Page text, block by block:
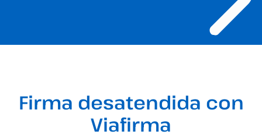
Firma desatendida con
Viafirma